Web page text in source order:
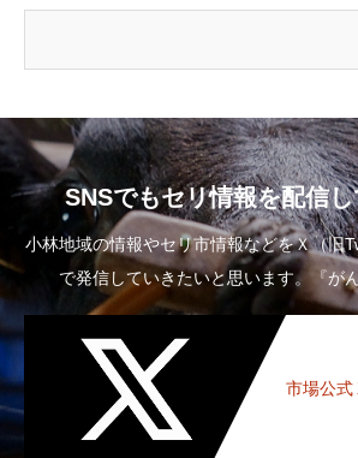
SNSでもセリ情報を配信し
小林地域の情報やセリ市情報などをＸ（旧
で発信していきたいと思います。『が
市場公式